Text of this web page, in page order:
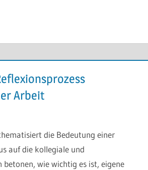
Arbeit
die Bedeutung einer
auf die kollegiale und
wie wichtig es ist, eigene